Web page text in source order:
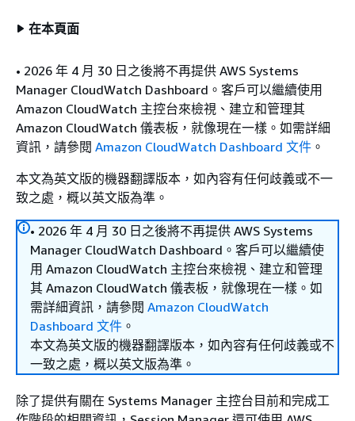
在本頁面
• 2026 年 4 月 30 日之後將不再提供 AWS Systems
Manager CloudWatch Dashboard。客戶可以繼續使用
Amazon CloudWatch 主控台來檢視、建立和管理其
Amazon CloudWatch 儀表板，就像現在一樣。如需詳細
資訊，請參閱 Amazon CloudWatch Dashboard 文件 。
本文為英文版的機器翻譯版本，如內容有任何歧義或不一
致之處，概以英文版為準。
• 2026 年 4 月 30 日之後將不再提供 AWS Systems
Manager CloudWatch Dashboard。客戶可以繼續使
用 Amazon CloudWatch 主控台來檢視、建立和管理
其 Amazon CloudWatch 儀表板，就像現在一樣。如
需詳細資訊，請參閱 Amazon CloudWatch
Dashboard 文件 。
本文為英文版的機器翻譯版本，如內容有任何歧義或不
一致之處，概以英文版為準。
除了提供有關在 Systems Manager 主控台目前和完成工